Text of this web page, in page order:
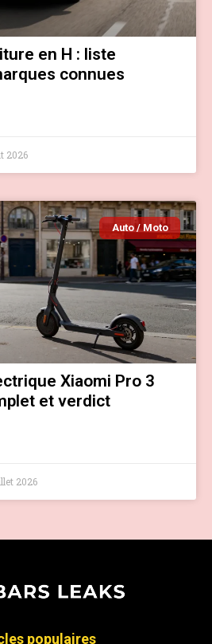
en H : liste
connues
2026
Auto / Moto
Xiaomi Pro 3
et verdict
2026
populaires